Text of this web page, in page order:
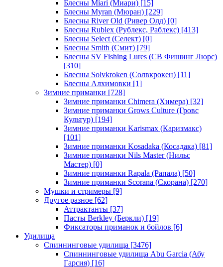
Блесны Miari (Миари) [15]
Блесны Myran (Мюран) [229]
Блесны River Old (Ривер Олд) [0]
Блесны Rublex (Рублекс, Раблекс) [413]
Блесны Select (Селект) [0]
Блесны Smith (Смит) [79]
Блесны SV Fishing Lures (СВ Фишинг Люрс)
[310]
Блесны Solvkroken (Солвкрокен) [11]
Блесны Алхимовки [1]
Зимние приманки [728]
Зимние приманки Chimera (Химера) [32]
Зимние приманки Grows Culture (Гровс
Культур) [194]
Зимние приманки Karismax (Каризмакс)
[101]
Зимние приманки Kosadaka (Косадака) [81]
Зимние приманки Nils Master (Нильс
Мастер) [0]
Зимние приманки Rapala (Рапала) [50]
Зимние приманки Scorana (Скорана) [270]
Мушки и стримеры [9]
Другое разное [62]
Аттрактанты [37]
Пасты Berkley (Беркли) [19]
Фиксаторы приманок и бойлов [6]
Удилища
Спиннинговые удилища [3476]
Спиннинговые удилища Abu Garcia (Абу
Гарсия) [16]